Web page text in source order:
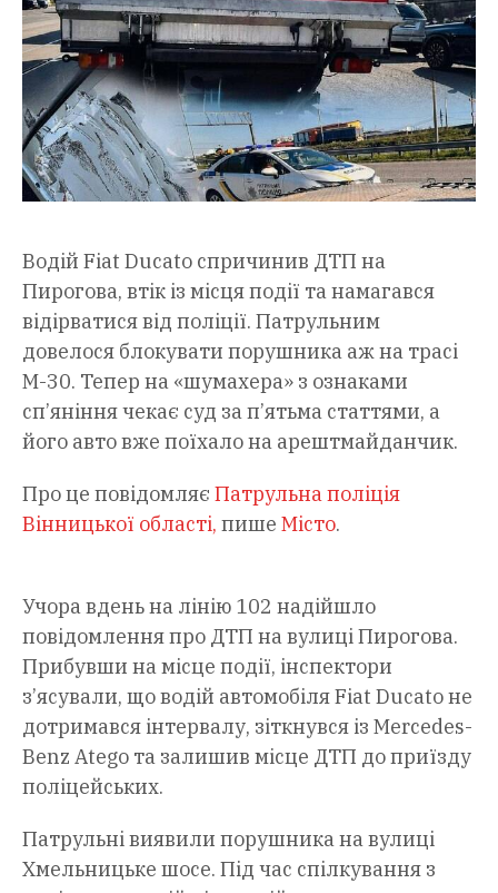
Водій Fiat Ducato спричинив ДТП на
Пирогова, втік із місця події та намагався
відірватися від поліції. Патрульним
довелося блокувати порушника аж на трасі
М-30. Тепер на «шумахера» з ознаками
сп’яніння чекає суд за п’ятьма статтями, а
його авто вже поїхало на арештмайданчик.
Про це повідомляє Патрульна поліція
Вінницької області, пише Місто.
Учора вдень на лінію 102 надійшло
повідомлення про ДТП на вулиці Пирогова.
Прибувши на місце події, інспектори
з’ясували, що водій автомобіля Fiat Ducato не
дотримався інтервалу, зіткнувся із Mercedes-
Benz Atego та залишив місце ДТП до приїзду
поліцейських.
Патрульні виявили порушника на вулиці
Хмельницьке шосе. Під час спілкування з